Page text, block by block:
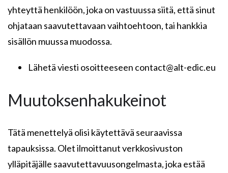
yhteyttä henkilöön, joka on vastuussa siitä, että sinut
ohjataan saavutettavaan vaihtoehtoon, tai hankkia
sisällön muussa muodossa.
Lähetä viesti osoitteeseen contact@alt-edic.eu
Muutoksenhakukeinot
Tätä menettelyä olisi käytettävä seuraavissa
tapauksissa. Olet ilmoittanut verkkosivuston
ylläpitäjälle saavutettavuusongelmasta, joka estää